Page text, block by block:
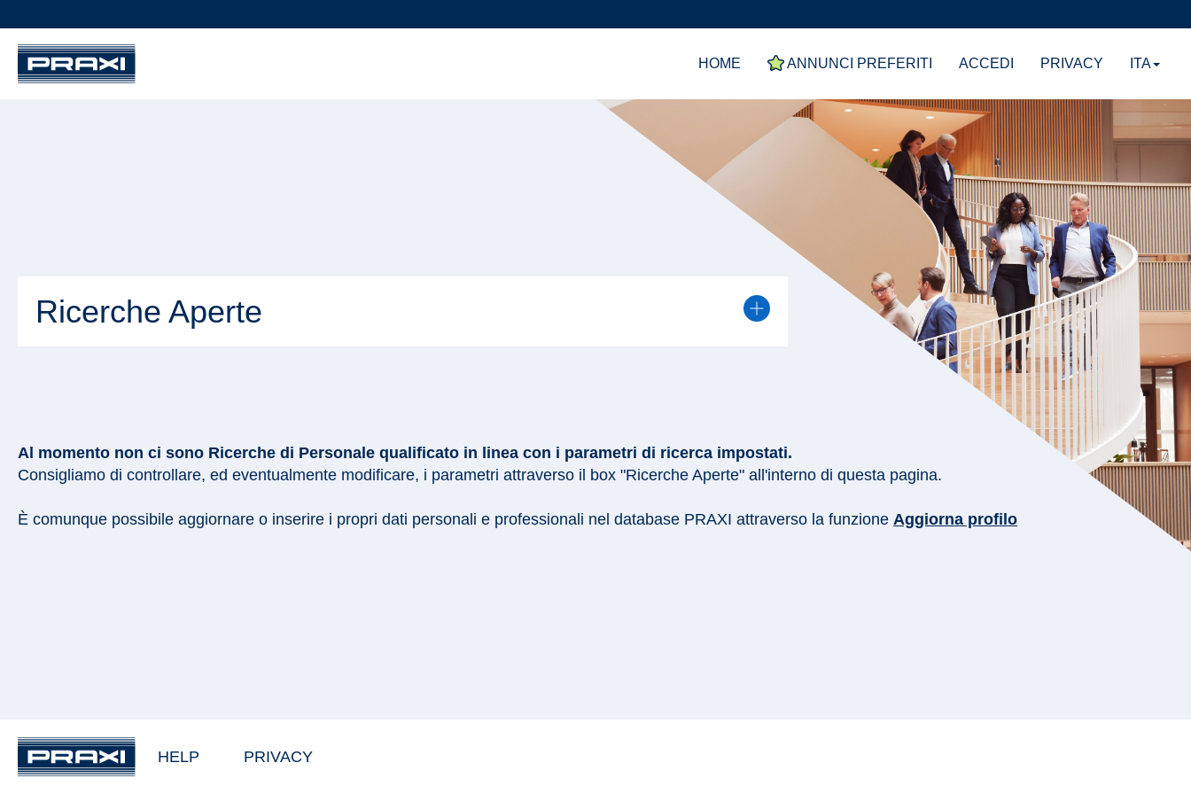
HOME ANNUNCI PREFERITI ACCEDI PRIVACY ITA
Ricerche Aperte
Al momento non ci sono Ricerche di Personale qualificato in linea con i parametri di ricerca impostati.
Consigliamo di controllare, ed eventualmente modificare, i parametri attraverso il box "Ricerche Aperte" all'interno di questa pagina.
È comunque possibile aggiornare o inserire i propri dati personali e professionali nel database PRAXI attraverso la funzione Aggiorna profilo
HELP PRIVACY